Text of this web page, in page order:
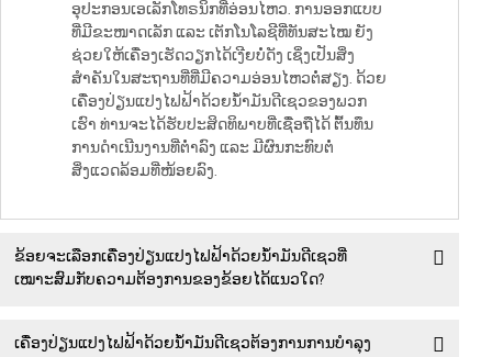
ອຸປະກອນເອເລັກໂທຣນິກທີ່ອ່ອນໄຫວ. ການອອກແບບ
ທີ່ມີຂະໜາດເລັກ ແລະ ເຕັກໂນໂລຊີທີ່ທັນສະໄໝ ຍັງ
ຊ່ວຍໃຫ້ເຄື່ອງເຮັດວຽກໄດ້ເງີຍບໍ່ດັງ ເຊິ່ງເປັນສິ່ງ
ສຳຄັນໃນສະຖານທີ່ທີ່ມີຄວາມອ່ອນໄຫວຕໍ່ສຽງ. ດ້ວຍ
ເຄື່ອງປ່ຽນແປງໄຟຟ້າດ້ວຍນ້ຳມັນດີເຊວຂອງພວກ
ເຮົາ ທ່ານຈະໄດ້ຮັບປະສິດທິພາບທີ່ເຊື່ອຖືໄດ້ ຕົ້ນທຶນ
ການດຳເນີນງານທີ່ຕ່ຳລົງ ແລະ ມີຜົນກະທົບຕໍ່
ສິ່ງແວດລ້ອມທີ່ໜ້ອຍລົງ.
ຂ້ອຍຈະເລືອກເຄື່ອງປ່ຽນແປງໄຟຟ້າດ້ວຍນ້ຳມັນດີເຊວທີ່
ເໝາະສົມກັບຄວາມຕ້ອງການຂອງຂ້ອຍໄດ້ແນວໃດ?
ເຄື່ອງປ່ຽນແປງໄຟຟ້າດ້ວຍນ້ຳມັນດີເຊວຕ້ອງການການບຳລຸງ